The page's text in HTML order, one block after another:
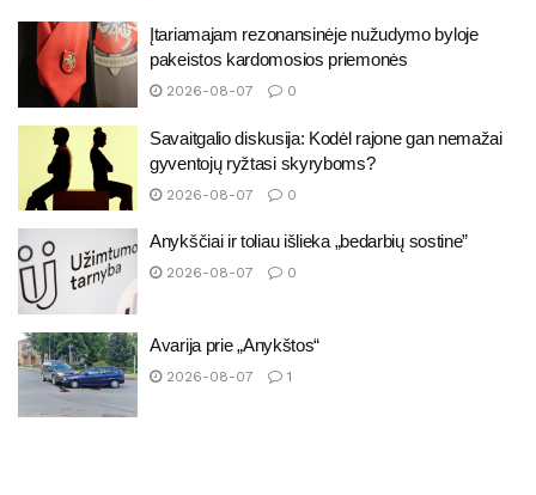
Įtariamajam rezonansinėje nužudymo byloje
pakeistos kardomosios priemonės
2026-08-07 0
Savaitgalio diskusija: Kodėl rajone gan nemažai
gyventojų ryžtasi skyryboms?
2026-08-07 0
Anykščiai ir toliau išlieka „bedarbių sostine”
2026-08-07 0
Avarija prie „Anykštos“
2026-08-07 1